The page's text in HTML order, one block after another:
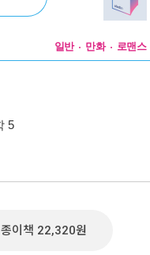
일반 만화 로맨스
5
종이책 22,320원